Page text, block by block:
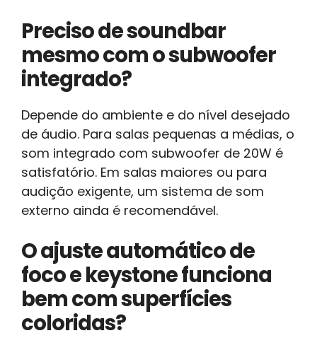
Preciso de soundbar
mesmo com o subwoofer
integrado?
Depende do ambiente e do nível desejado
de áudio. Para salas pequenas a médias, o
som integrado com subwoofer de 20W é
satisfatório. Em salas maiores ou para
audição exigente, um sistema de som
externo ainda é recomendável.
O ajuste automático de
foco e keystone funciona
bem com superfícies
coloridas?